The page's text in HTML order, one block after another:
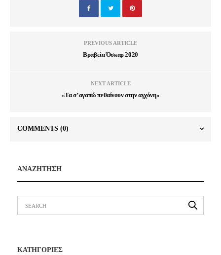
PREVIOUS ARTICLE
Βραβεία Όσκαρ 2020
NEXT ARTICLE
«Τα σ’ αγαπώ πεθαίνουν στην αγχόνη»
COMMENTS (0)
ΑΝΑΖΗΤΗΣΗ
ΚΑΤΗΓΟΡΙΕΣ